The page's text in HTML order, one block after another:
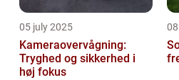
05 july 2025
Kameraovervågning:
Tryghed og sikkerhed i
høj fokus